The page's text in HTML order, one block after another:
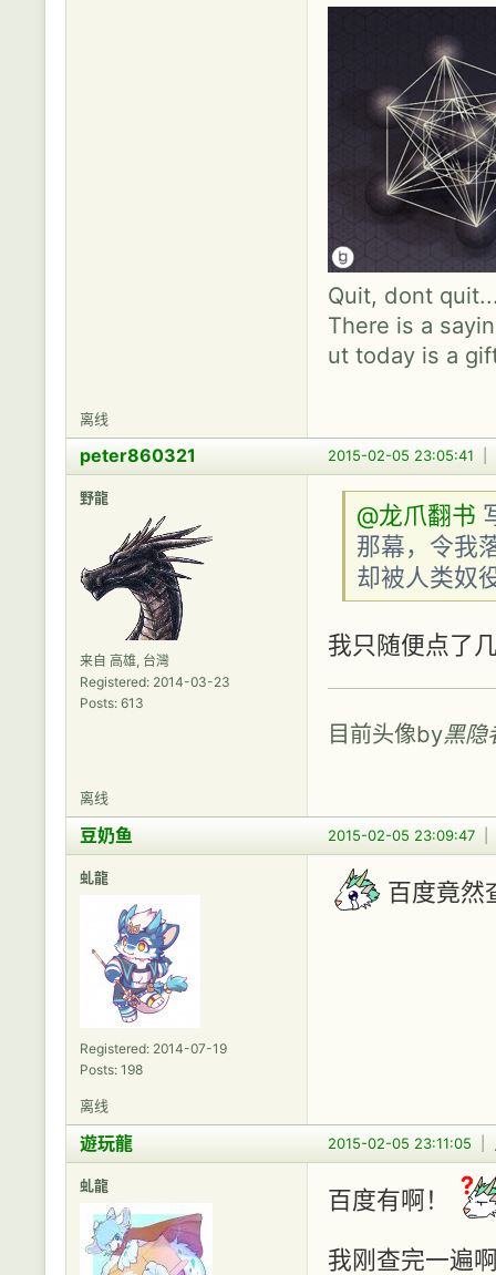
Quit, dont
There is a
ut today is a
离线
2015-02-05 23:05:41
peter860321
野龍
来自 高雄, 台灣
Registered: 2014-03-23
Posts: 613
@龙爪翻书
那幕，令我
却被人类奴
我只随便点了
目前头像by黑隐
离线
2015-02-05 23:09:47
豆奶鱼
虬龍
Registered: 2014-07-19
Posts: 198
百度竟然
离线
2015-02-05 23:11:05
遊玩龍
虬龍 百度有啊！
我刚查完一遍